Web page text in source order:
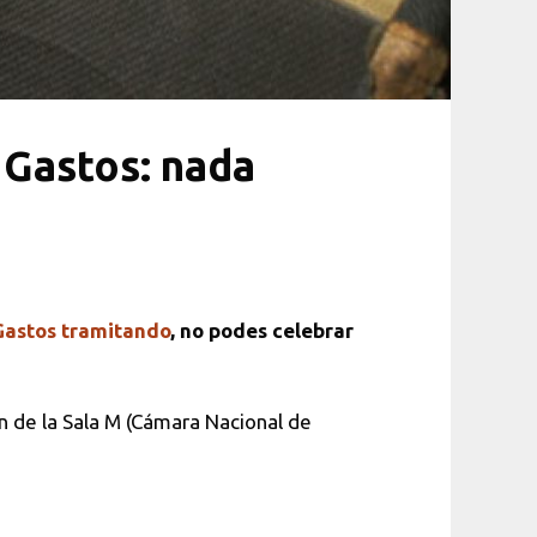
nada
tramitando, no podes celebrar
la Sala M (Cámara Nacional de